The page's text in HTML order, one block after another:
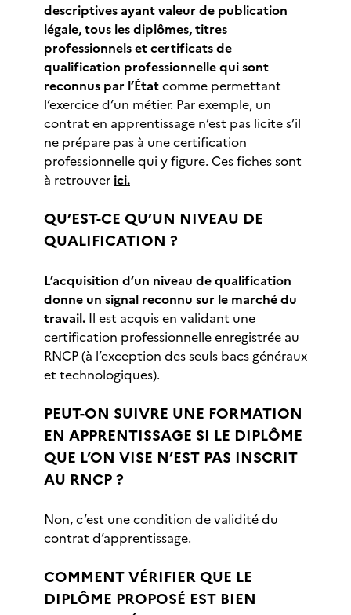
descriptives ayant valeur de publication
légale, tous les diplômes, titres
professionnels et certificats de
qualification professionnelle qui sont
reconnus par l’Étatcomme permettant
l’exercice d’un métier. Par exemple, un
contrat en apprentissage n’est pas licite s’il
ne prépare pas à une certification
professionnelle qui y figure. Ces fiches sont
à retrouver ici.
QU’EST-CE QU’UN NIVEAU DE
QUALIFICATION ?
L’acquisition d’un niveau de qualification
donne un signal reconnu sur le marché du
travail. Il est acquis en validant une
certification professionnelle enregistrée au
RNCP (à l’exception des seuls bacs généraux
et technologiques).
PEUT-ON SUIVRE UNE FORMATION
EN APPRENTISSAGE SI LE DIPLÔME
QUE L’ON VISE N’EST PAS INSCRIT
AU RNCP ?
Non, c’est une condition de validité du
contrat d’apprentissage.
COMMENT VÉRIFIER QUE LE
DIPLÔME PROPOSÉ EST BIEN